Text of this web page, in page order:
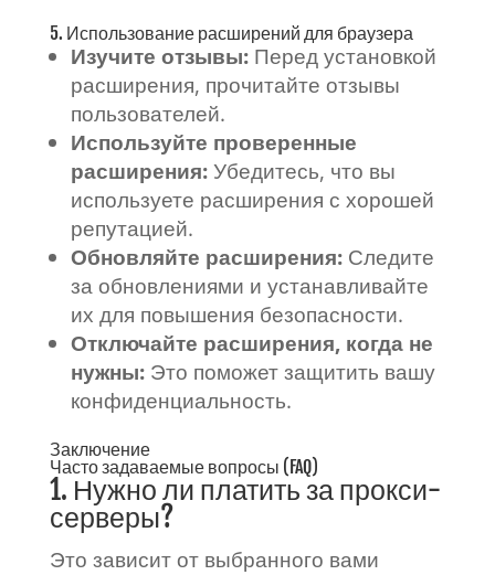
5. Использование расширений для браузера
Изучите отзывы:Перед установкой
расширения, прочитайте отзывы
пользователей.
Используйте проверенные
расширения:Убедитесь, что вы
используете расширения с хорошей
репутацией.
Обновляйте расширения:Следите
за обновлениями и устанавливайте
их для повышения безопасности.
Отключайте расширения, когда не
нужны:Это поможет защитить вашу
конфиденциальность.
Заключение
Часто задаваемые вопросы (FAQ)
1. Нужно ли платить за прокси-
серверы?
Это зависит от выбранного вами